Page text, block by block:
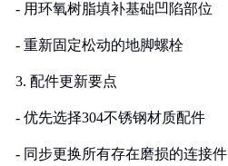
- 用环氧树脂填补基础凹陷部位
- 重新固定松动的地脚螺栓
3. 配件更新要点
- 优先选择304不锈钢材质配件
- 同步更换所有存在磨损的连接件